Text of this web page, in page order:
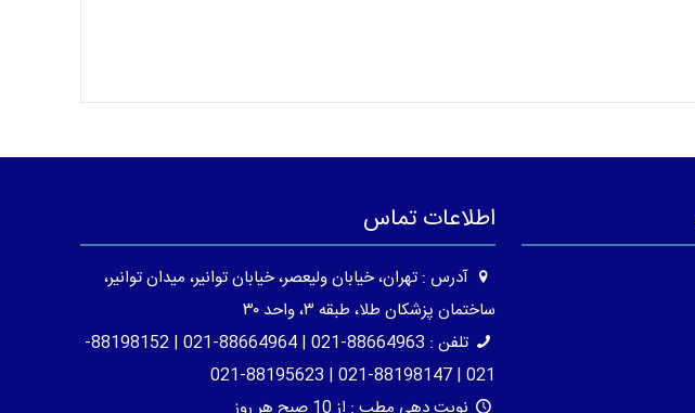
اطلاعات تماس
آدرس : تهران، خیابان ولیعصر، خیابان توانیر، میدان توانیر،
ساختمان پزشکان طلا، طبقه ۳، واحد ۳۰
تلفن : 88664963-021 | 88664964-021 | 88198152-
021 | 88198147-021 | 88195623-021